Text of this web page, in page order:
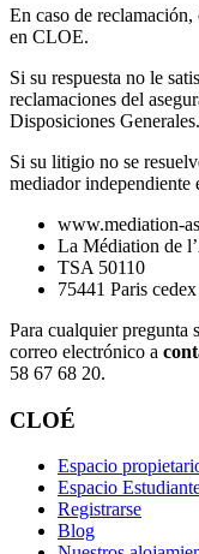
En caso de
en CLOE.
Si su respuesta no le
reclamaciones del
Disposiciones Generales.
Si su litigio no se
mediador independiente
www.mediation-
La Médiation de
TSA 50110
75441 Paris
Para cualquier pregunta
correo electrónico a
58 67 68 20.
CLOÉ
Espacio
Espacio
Registrarse
Blog